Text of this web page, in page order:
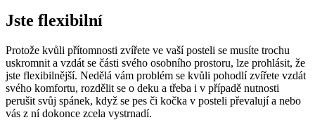
Jste flexibilní
Protože kvůli přítomnosti zvířete ve vaší posteli se musíte trochu
uskromnit a vzdát se části svého osobního prostoru, lze prohlásit, že
jste flexibilnější. Nedělá vám problém se kvůli pohodlí zvířete vzdát
svého komfortu, rozdělit se o deku a třeba i v případě nutnosti
perušit svůj spánek, když se pes či kočka v posteli převalují a nebo
vás z ní dokonce zcela vystrnadí.